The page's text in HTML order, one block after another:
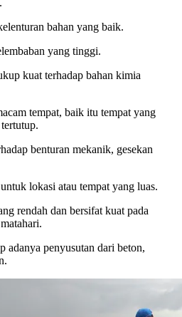
bahan yang baik.
yang tinggi.
kuat terhadap bahan kimia
tempat, baik itu tempat yang
benturan mekanik, gesekan
lokasi atau tempat yang luas.
rendah dan bersifat kuat pada
adanya penyusutan dari beton,